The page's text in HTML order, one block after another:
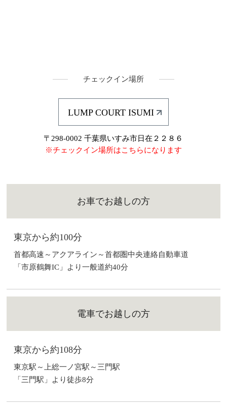
チェックイン場所
LUMP COURT ISUMI
〒298-0002 千葉県いすみ市日在２２８６
※チェックイン場所はこちらになります
お車でお越しの方
東京から約100分
首都高速～アクアライン～首都圏中央連絡自動車道
「市原鶴舞IC」より一般道約40分
電車でお越しの方
東京から約108分
東京駅～上総一ノ宮駅～三門駅
「三門駅」より徒歩8分